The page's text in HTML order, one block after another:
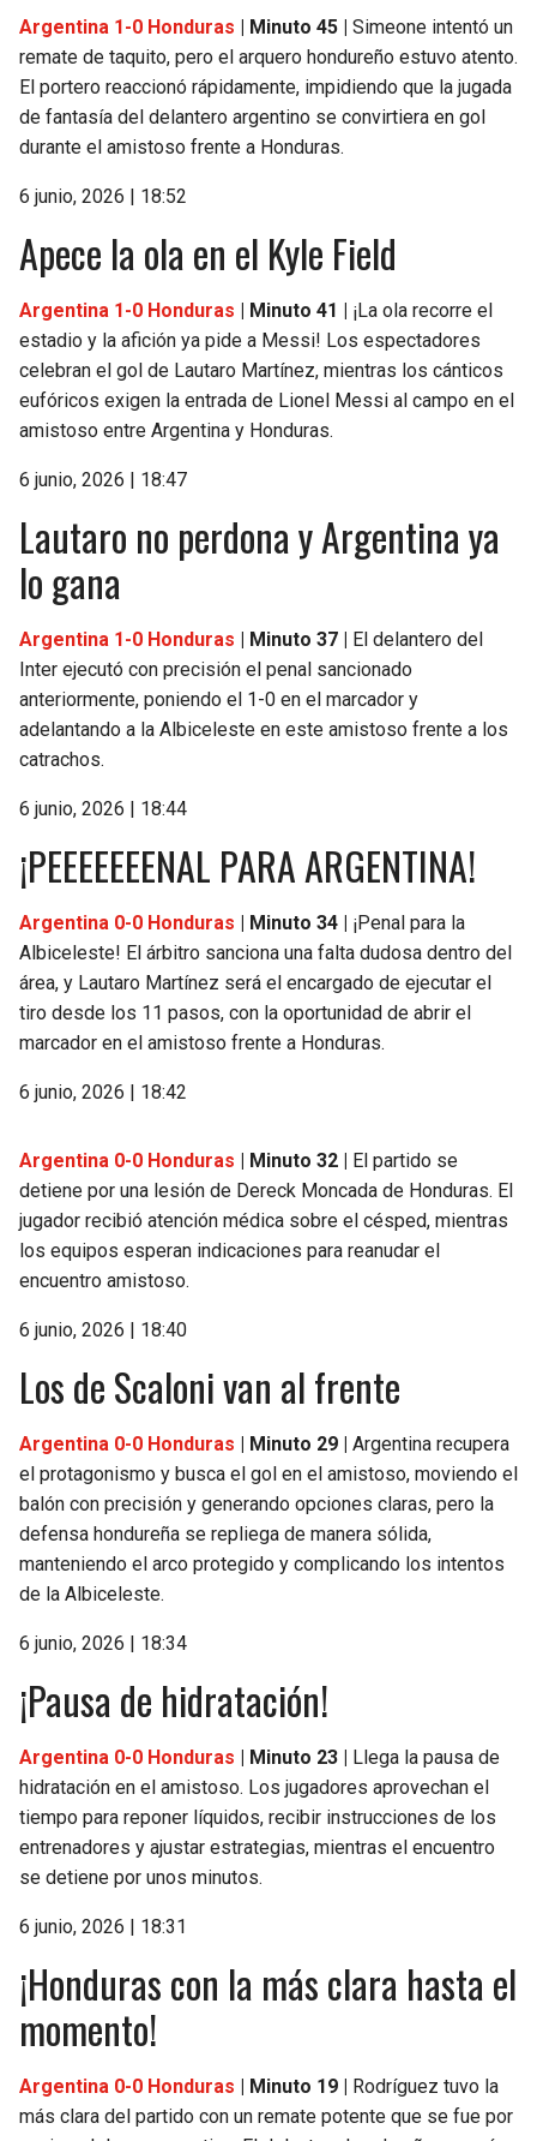
Argentina 1-0 Honduras | Minuto 45 | Simeone intentó un
remate de taquito, pero el arquero hondureño estuvo atento.
El portero reaccionó rápidamente, impidiendo que la jugada
de fantasía del delantero argentino se convirtiera en gol
durante el amistoso frente a Honduras.
6 junio, 2026 | 18:52
Apece la ola en el Kyle Field
Argentina 1-0 Honduras | Minuto 41 | ¡La ola recorre el
estadio y la afición ya pide a Messi! Los espectadores
celebran el gol de Lautaro Martínez, mientras los cánticos
eufóricos exigen la entrada de Lionel Messi al campo en el
amistoso entre Argentina y Honduras.
6 junio, 2026 | 18:47
Lautaro no perdona y Argentina ya
lo gana
Argentina 1-0 Honduras | Minuto 37 |
El delantero del
Inter ejecutó con precisión el penal sancionado
anteriormente, poniendo el 1-0 en el marcador y
adelantando a la Albiceleste en este amistoso frente a los
catrachos.
6 junio, 2026 | 18:44
¡PEEEEEEENAL PARA ARGENTINA!
Argentina 0-0 Honduras | Minuto 34 | ¡Penal para la
Albiceleste! El árbitro sanciona una falta dudosa dentro del
área, y Lautaro Martínez será el encargado de ejecutar el
tiro desde los 11 pasos, con la oportunidad de abrir el
marcador en el amistoso frente a Honduras.
6 junio, 2026 | 18:42
Argentina 0-0 Honduras | Minuto 32 |
El partido se
detiene por una lesión de Dereck Moncada de Honduras. El
jugador recibió atención médica sobre el césped, mientras
los equipos esperan indicaciones para reanudar el
encuentro amistoso.
6 junio, 2026 | 18:40
Los de Scaloni van al frente
Argentina 0-0 Honduras | Minuto 29 | Argentina recupera
el protagonismo y busca el gol en el amistoso, moviendo el
balón con precisión y generando opciones claras, pero la
defensa hondureña se repliega de manera sólida,
manteniendo el arco protegido y complicando los intentos
de la Albiceleste.
6 junio, 2026 | 18:34
¡Pausa de hidratación!
Argentina 0-0 Honduras | Minuto 23 |
Llega la pausa de
hidratación en el amistoso. Los jugadores aprovechan el
tiempo para reponer líquidos, recibir instrucciones de los
entrenadores y ajustar estrategias, mientras el encuentro
se detiene por unos minutos.
6 junio, 2026 | 18:31
¡Honduras con la más clara hasta el
momento!
Argentina 0-0 Honduras | Minuto 19 |
Rodríguez tuvo la
más clara del partido con un remate potente que se fue por